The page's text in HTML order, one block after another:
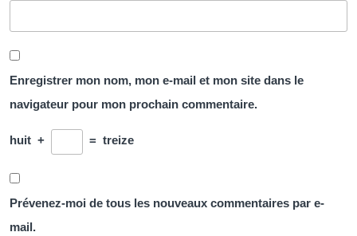
Enregistrer mon nom, mon e-mail et mon site dans le
navigateur pour mon prochain commentaire.
huit + = treize
Prévenez-moi de tous les nouveaux commentaires par e-
mail.